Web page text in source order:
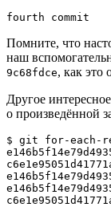
fourth commit
Помните, что
наш
9c68fdce, как это
Другое
о произведённой
$ git for-each-